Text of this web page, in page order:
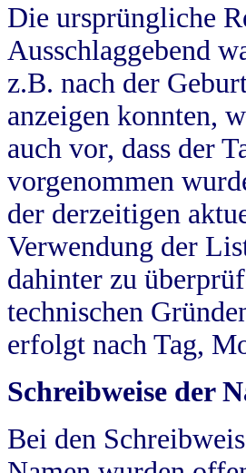
Die ursprüngliche
Ausschlaggebend
z.B. nach der
anzeigen konnten,
auch vor, dass der
vorgenommen
der derzeitigen
Verwendung der
dahinter zu
technischen
erfolgt nach Tag,
Schreibweise der
Bei den